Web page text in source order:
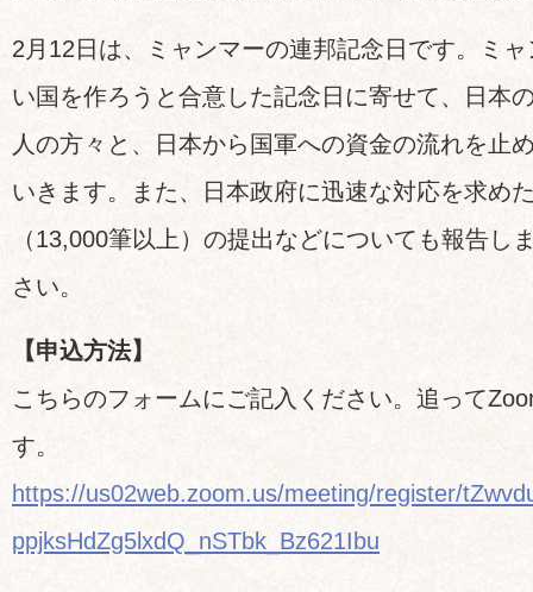
2月12日は、ミャンマーの連邦記念日です。ミ
い国を作ろうと合意した記念日に寄せて、日本
人の方々と、日本から国軍への資金の流れを止
いきます。また、日本政府に迅速な対応を求め
（13,000筆以上）の提出などについても報告し
さい。
【申込方法】
こちらのフォームにご記入ください。追って
す。
https://us02web.zoom.us/meeting/register/
ppjksHdZg5lxdQ_nSTbk_Bz621Ibu